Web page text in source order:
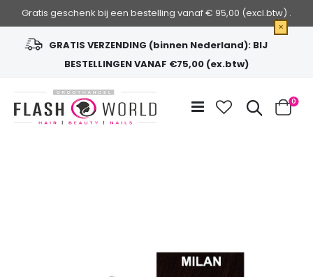
Gratis geschenk bij een bestelling vanaf € 95,00 (excl.btw) .
×
GRATIS VERZENDING (binnen Nederland): BIJ
BESTELLINGEN VANAF €75,00 (ex.btw)
de
inhoud
Zoek
Cart
0